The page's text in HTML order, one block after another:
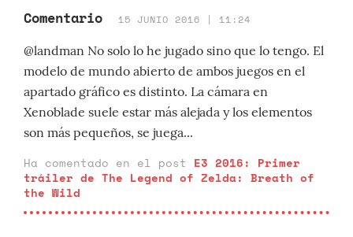
Comentario 15 JUNIO 2016 | 11:24
@landman No solo lo he jugado sino que lo tengo. El
modelo de mundo abierto de ambos juegos en el
apartado gráfico es distinto. La cámara en
Xenoblade suele estar más alejada y los elementos
son más pequeños, se juega...
Ha comentado en el post E3 2016: Primer
tráiler de The Legend of Zelda: Breath of
the Wild